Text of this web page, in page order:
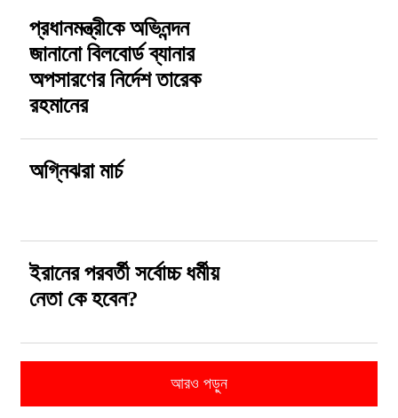
প্রধানমন্ত্রীকে অভিনন্দন
জানানো বিলবোর্ড ব্যানার
অপসারণের নির্দেশ তারেক
রহমানের
অগ্নিঝরা মার্চ
ইরানের পরবর্তী সর্বোচ্চ ধর্মীয়
নেতা কে হবেন?
আরও পড়ুন